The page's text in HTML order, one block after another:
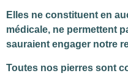
Elles ne constituent en
médicale, ne permettent
sauraient engager notre
Toutes nos pierres sont